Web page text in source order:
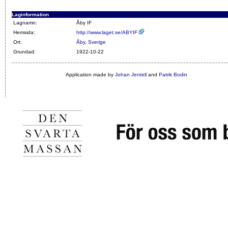
Laginformation
Lagnamn:
Åby IF
Hemsida:
http://www.laget.se/ABYIF
Ort:
Åby, Sverige
Grundad:
1922-10-22
Application made by Johan Jentelland Patrik Bodin